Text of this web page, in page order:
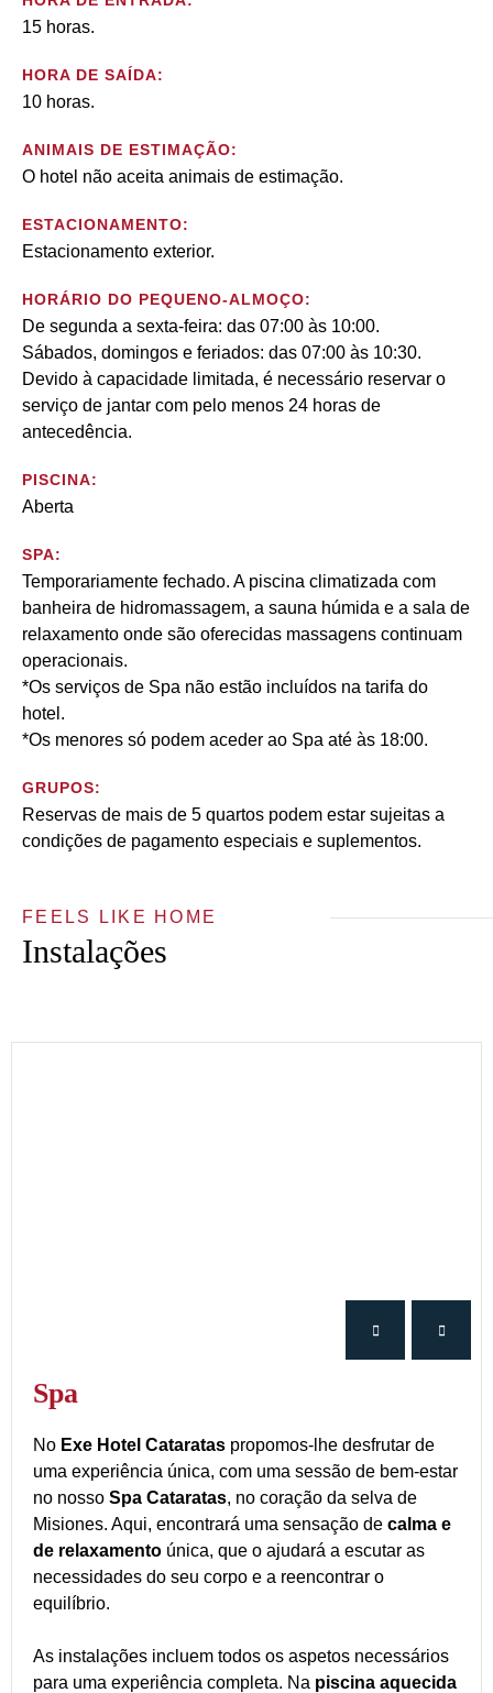
15 horas.
HORA DE SAÍDA:
10 horas.
ANIMAIS DE ESTIMAÇÃO:
O hotel não aceita animais de estimação.
ESTACIONAMENTO:
Estacionamento exterior.
HORÁRIO DO PEQUENO-ALMOÇO:
De segunda a sexta-feira: das 07:00 às 10:00.
Sábados, domingos e feriados: das 07:00 às 10:30.
Devido à capacidade limitada, é necessário reservar o
serviço de jantar com pelo menos 24 horas de
antecedência.
PISCINA:
Aberta
SPA:
Temporariamente fechado. A piscina climatizada com
banheira de hidromassagem, a sauna húmida e a sala de
relaxamento onde são oferecidas massagens continuam
operacionais.
*Os serviços de Spa não estão incluídos na tarifa do
hotel.
*Os menores só podem aceder ao Spa até às 18:00.
GRUPOS:
Reservas de mais de 5 quartos podem estar sujeitas a
condições de pagamento especiais e suplementos.
FEELS LIKE HOME
Instalações
Spa
No Exe Hotel Cataratas propomos-lhe desfrutar de
uma experiência única, com uma sessão de bem-estar
no nosso Spa Cataratas, no coração da selva de
Misiones. Aqui, encontrará uma sensação de calma e
de relaxamento única, que o ajudará a escutar as
necessidades do seu corpo e a reencontrar o
equilíbrio.
As instalações incluem todos os aspetos necessários
para uma experiência completa. Na piscina aquecida